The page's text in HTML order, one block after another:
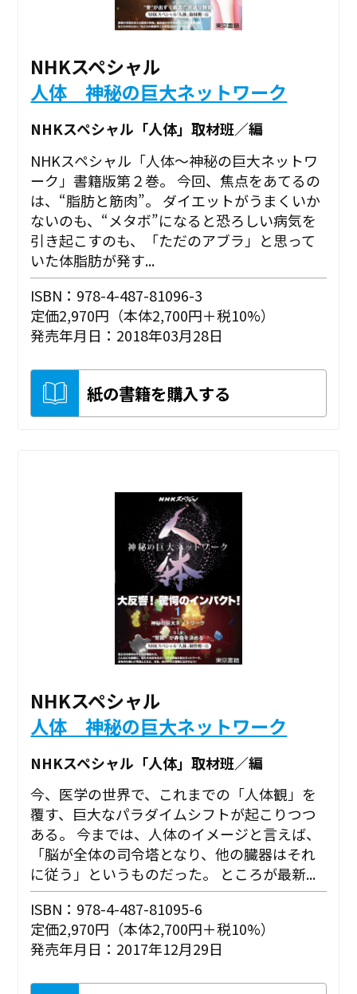
NHKスペシャル
人体 神秘の巨大ネットワーク
NHKスペシャル「人体」取材班／編
NHKスペシャル「人体～神秘の巨大ネットワ
ーク」書籍版第２巻。 今回、焦点をあてるの
は、“脂肪と筋肉”。 ダイエットがうまくいか
ないのも、“メタボ”になると恐ろしい病気を
引き起こすのも、「ただのアブラ」と思って
いた体脂肪が発す...
ISBN：978-4-487-81096-3
定価2,970円（本体2,700円＋税10%）
発売年月日：2018年03月28日
紙の書籍を購入する
NHKスペシャル
人体 神秘の巨大ネットワーク
NHKスペシャル「人体」取材班／編
今、医学の世界で、これまでの「人体観」を
覆す、巨大なパラダイムシフトが起こりつつ
ある。 今までは、人体のイメージと言えば、
「脳が全体の司令塔となり、他の臓器はそれ
に従う」というものだった。 ところが最新...
ISBN：978-4-487-81095-6
定価2,970円（本体2,700円＋税10%）
発売年月日：2017年12月29日